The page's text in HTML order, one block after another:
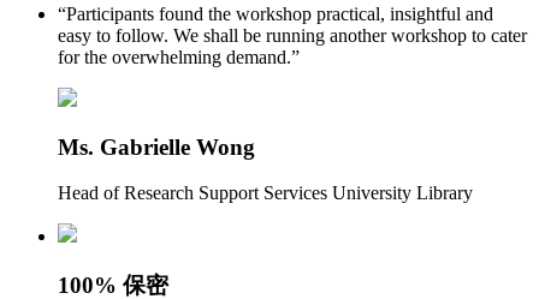
“Participants found the workshop practical, insightful and
easy to follow. We shall be running another workshop to cater
for the overwhelming demand.”
Ms. Gabrielle Wong
Head of Research Support Services University Library
100% 保密